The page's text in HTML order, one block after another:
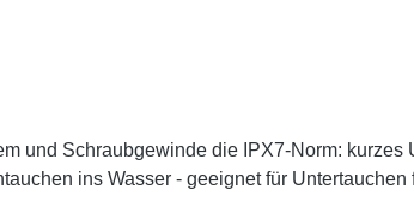
und Schraubgewinde die IPX7-Norm:
ins Wasser - geeignet für